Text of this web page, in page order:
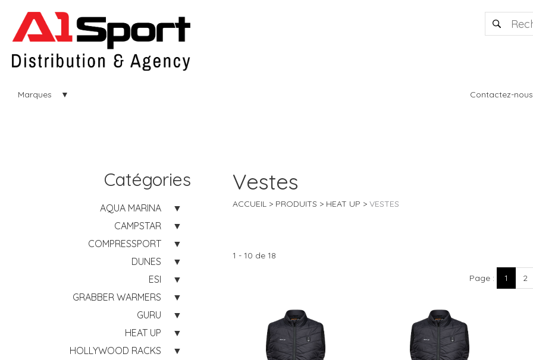
Marques Contactez-nous
Catégories
AQUA MARINA
CAMPSTAR
COMPRESSPORT
DUNES
ESI
GRABBER WARMERS
GURU
HEAT UP
HOLLYWOOD RACKS
Vestes
ACCUEIL PRODUITS HEAT UP VESTES
1 - 10 de 18
Page 1 2